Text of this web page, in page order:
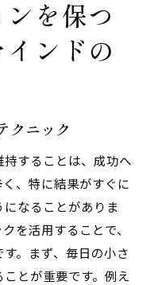
を保つ
ンドの
クニック
することは、成功へ
、特に結果がすぐに
なることがありま
を活用することで、
。まず、毎日の小さ
とが重要です。例え